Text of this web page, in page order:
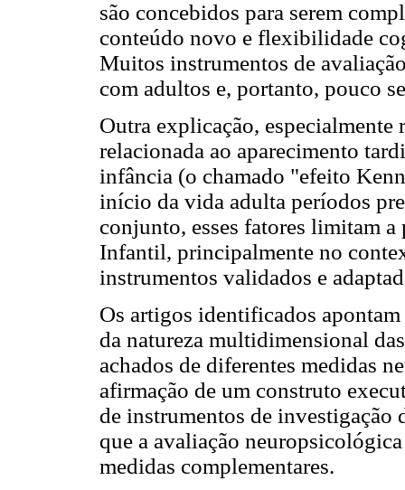
são concebidos para serem
conteúdo novo e flexibilidade
Muitos instrumentos de
com adultos e, portanto, pouco
Outra explicação, especialmente
relacionada ao aparecimento
infância (o chamado "efeito
início da vida adulta períodos
conjunto, esses fatores limitam
Infantil, principalmente no
instrumentos validados e
Os artigos identificados
da natureza multidimensional
achados de diferentes medidas
afirmação de um construto
de instrumentos de investigação
que a avaliação
medidas complementares.